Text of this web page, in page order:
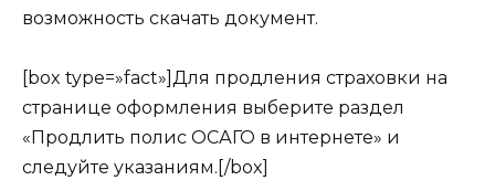
возможность скачать документ.
[box type=»fact»]Для продления страховки на
странице оформления выберите раздел
«Продлить полис ОСАГО в интернете» и
следуйте указаниям.[/box]